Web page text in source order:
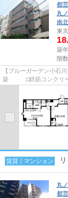
都
丸
南
東
築
階
【ブルーガーデン小石川
築 □鉄筋コンクリート造地上6階建て 都営
賃貸｜マンション
丸
都